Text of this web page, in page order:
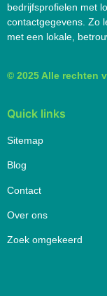
bedrijfsprofielen met
contactgegevens. Zo
met een lokale,
© 2025 Alle rechten
Quick links
Sitemap
Blog
Contact
Over ons
Zoek omgekeerd